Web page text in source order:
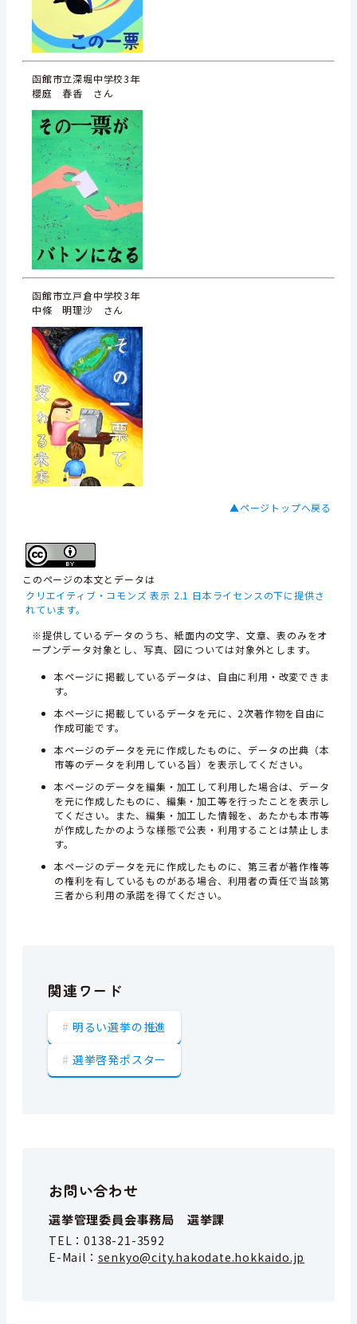
函館市立深堀中学校3年
櫻庭 春香 さん
函館市立戸倉中学校3年
中條 明理沙 さん
▲ページトップへ戻る
このページの本文とデータは
クリエイティブ・コモンズ 表示 2.1 日本ライセンスの下に提供さ
れています。
※提供しているデータのうち、紙面内の文字、文章、表のみをオ
ープンデータ対象とし、写真、図については対象外とします。
本ページに掲載しているデータは、自由に利用・改変できま
す。
本ページに掲載しているデータを元に、2次著作物を自由に
作成可能です。
本ページのデータを元に作成したものに、データの出典（本
市等のデータを利用している旨）を表示してください。
本ページのデータを編集・加工して利用した場合は、データ
を元に作成したものに、編集・加工等を行ったことを表示し
てください。また、編集・加工した情報を、あたかも本市等
が作成したかのような様態で公表・利用することは禁止しま
す。
本ページのデータを元に作成したものに、第三者が著作権等
の権利を有しているものがある場合、利用者の責任で当該第
三者から利用の承諾を得てください。
関連ワード
明るい選挙の推進
選挙啓発ポスター
お問い合わせ
選挙管理委員会事務局 選挙課
TEL：0138-21-3592
E-Mail： senkyo@city.hakodate.hokkaido.jp